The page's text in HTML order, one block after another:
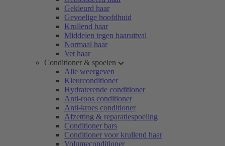
Gekleurd haar
Gevoelige hoofdhuid
Krullend haar
Middelen tegen haaruitval
Normaal haar
Vet haar
Conditioner & spoelen
Alle weergeven
Kleurconditioner
Hydraterende conditioner
Anti-roos conditioner
Anti-kroes conditioner
Afzetting & reparatiespoeling
Conditioner bars
Conditioner voor krullend haar
Volumeconditioner